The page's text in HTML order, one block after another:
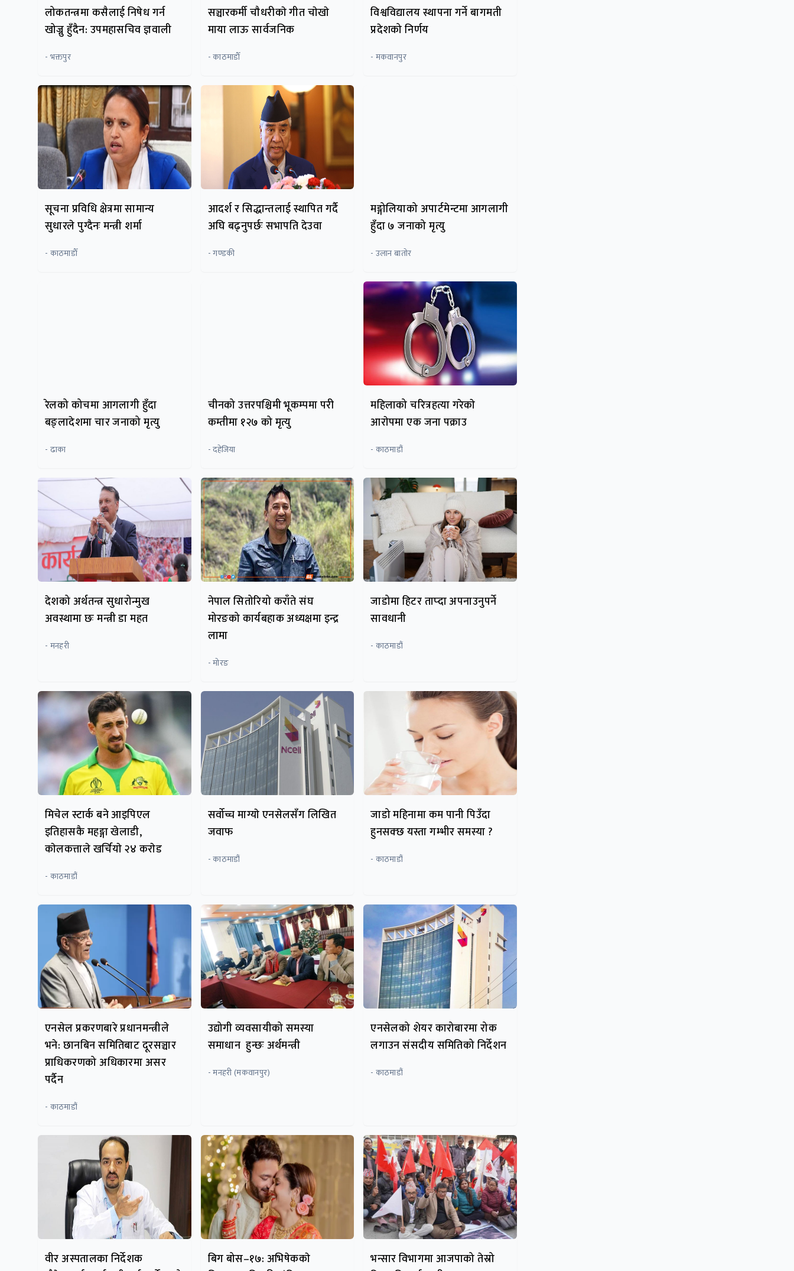
लोकतन्त्रमा कसैलाई निषेध गर्न
खोज्नु हुँदैन: उपमहासचिव ज्ञवाली
- भक्तपुर
सञ्चारकर्मी चाैधरीकाे गीत चाेखाे
माया लाऊ सार्वजनिक
- काठमाडाैँ
विश्वविद्यालय स्थापना गर्ने बागमती
प्रदेशको निर्णय
- मकवानपुर
सूचना प्रविधि क्षेत्रमा सामान्य
सुधारले पुग्दैनः मन्त्री शर्मा
- काठमाडाैँ
आदर्श र सिद्धान्तलाई स्थापित गर्दै
अघि बढ्नुपर्छः सभापति देउवा
- गण्डकी
मङ्गोलियाको अपार्टमेन्टमा आगलागी
हुँदा ७ जनाको मृत्यु
- उलान बातोर
रेलको कोचमा आगलागी हुँदा
बङ्लादेशमा चार जनाको मृत्यु
- ढाका
चीनको उत्तरपश्चिमी भूकम्पमा परी
कम्तीमा १२७ को मृत्यु
- दहेजिया
महिलाको चरित्रहत्या गरेकाे
आराेपमा एक जना पक्राउ
- काठमाडौं
देशको अर्थतन्त्र सुधारोन्मुख
अवस्थामा छः मन्त्री डा महत
- मनहरी
नेपाल सितोरियो कराँते संघ
मोरङको कार्यबहाक अध्यक्षमा इन्द्र
लामा
- माेरङ
जाडोमा हिटर ताप्दा अपनाउनुपर्ने
सावधानी
- काठमाडौं
मिचेल स्टार्क बने आइपिएल
इतिहासकै महङ्गा खेलाडी,
काेलकत्ताले खर्चियाे २४ कराेड
- काठमाडौं
सर्वोच्च माग्याे एनसेलसँग लिखित
जवाफ
- काठमाडौं
जाडो महिनामा कम पानी पिउँदा
हुनसक्छ यस्ता गम्भीर समस्या ?
- काठमाडौं
एनसेल प्रकरणबारे प्रधानमन्त्रीले
भने: छानबिन समितिबाट दूरसञ्चार
प्राधिकरणको अधिकारमा असर
पर्दैन
- काठमाडौं
उद्योगी व्यवसायीको समस्या
समाधान हुन्छः अर्थमन्त्री
- मनहरी (मकवानपुर)
एनसेलको शेयर कारोबारमा रोक
लगाउन संसदीय समितिको निर्देशन
- काठमाडौं
वीर अस्पतालका निर्देशक
बिग बोस–१७: अभिषेककाे
भन्सार विभागमा आजपाको तेस्रो